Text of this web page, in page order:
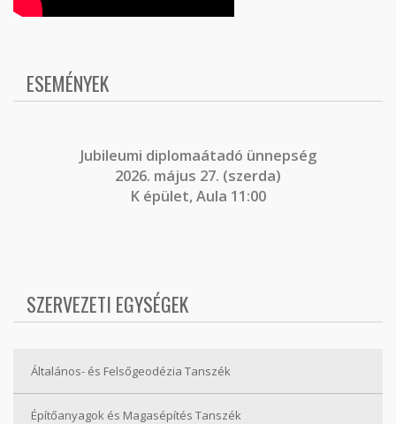
ESEMÉNYEK
Jubileumi diplomaátadó ünnepség
2026. május 27. (szerda)
K épület, Aula 11:00
SZERVEZETI EGYSÉGEK
Általános- és Felsőgeodézia Tanszék
Építőanyagok és Magasépítés Tanszék